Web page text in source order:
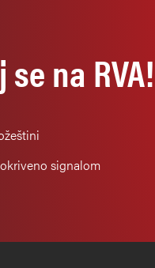
na RVA!
signalom